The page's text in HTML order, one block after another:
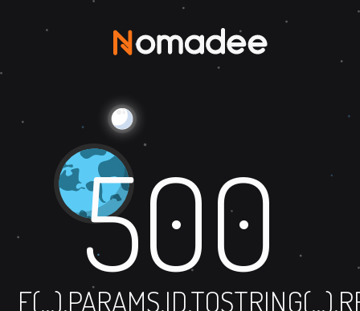
500